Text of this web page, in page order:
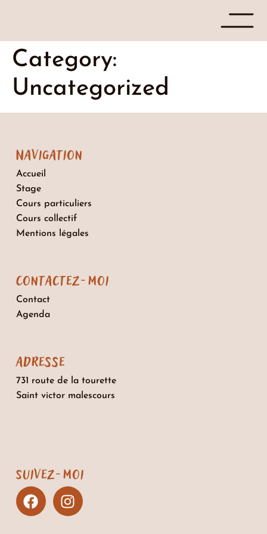
Category:
Uncategorized
Navigation
Accueil
Stage
Cours particuliers
Cours collectif
Mentions légales
Contactez-moi
Contact
Agenda
adresse
731 route de la tourette
Saint victor malescours
Suivez-moi